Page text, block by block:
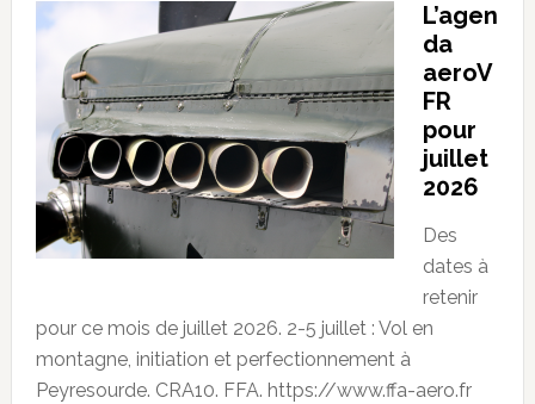
L’agen
da
aeroV
FR
pour
juillet
2026
Des
dates à
retenir
pour ce mois de juillet 2026. 2-5 juillet : Vol en
montagne, initiation et perfectionnement à
Peyresourde. CRA10. FFA. https://www.ffa-aero.fr